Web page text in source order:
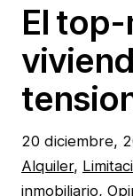
El
20 diciembre,
Alquiler,
inmobiliario,